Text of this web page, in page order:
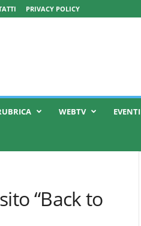
PRIVACY POLICY
WEBTV EVENTI
“Back to